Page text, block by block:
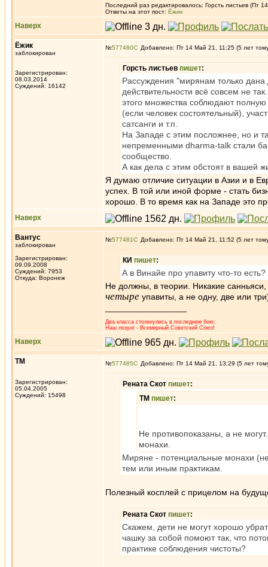
Последний раз редактировалось: Горсть листьев (Пт
Ответы на этот пост: Ёжик
Наверх
Ёжик
заблокирован
Зарегистрирован:
08.03.2014
Суждений: 16142
№577480 Добавлено: Пт 14 Май 21, 11:25 (5 лет
Горсть листьев пишет:
Рассуждения "мирянам только
действительности всё совсем не
этого множества соблюдают
(если человек состоятельный),
сатсанги и т.п.
На Западе с этим посложнее, но и
непременными dharma-talk стали
сообщество.
А как дела с этим обстоят в вашей
Я думаю отличие ситуации в Азии и в
успех. В той или иной форме - стать
хорошо. В то время как на Западе это
Наверх
Вантус
заблокирован
Зарегистрирован:
09.09.2008
Суждений: 7953
Откуда: Воронеж
№577481 Добавлено: Пт 14 Май 21, 11:52 (5 лет
КИ пишет:
А в Винайе про упавиту что-то
Не должны, в теории. Никакие
четыре упавиты, а не одну, две или
Два класса столкнулись в последнем бою;
Наш лозунг - Всемирный Советский Союз!
Наверх
ТМ
Зарегистрирован:
05.04.2005
Суждений: 15498
№577485 Добавлено: Пт 14 Май 21, 13:29 (5 лет
Рената Скот пишет:
ТМ пишет:
Не противопоказаны, а не
монахи.
Миряне - потенциальные монахи
тем или иным практикам.
Полезный косплей с прицелом на
Рената Скот пишет:
Скажем, дети не могут хорошо
чашку за собой помоют так, что
практике соблюдения чистоты?